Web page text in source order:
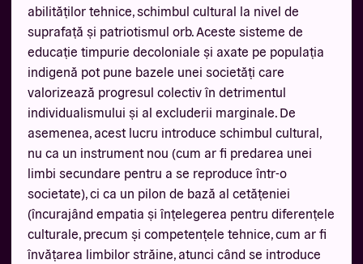
abilităților tehnice, schimbul cultural la nivel de
suprafață și patriotismul orb. Aceste sisteme de
educație timpurie decoloniale și axate pe populația
indigenă pot pune bazele unei societăți care
valorizează progresul colectiv în detrimentul
individualismului și al excluderii marginale. De
asemenea, acest lucru introduce schimbul cultural,
nu ca un instrument nou (cum ar fi predarea unei
limbi secundare pentru a se reproduce într-o
societate), ci ca un pilon de bază al cetățeniei
(încurajând empatia și înțelegerea pentru diferențele
culturale, precum și competențele tehnice, cum ar fi
învățarea limbilor străine, atunci când se introduce